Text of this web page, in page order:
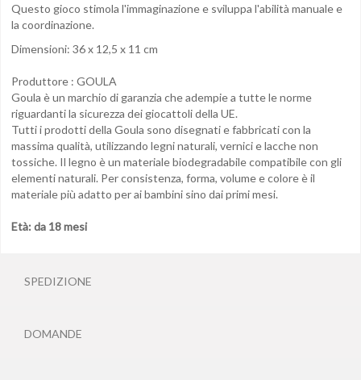
Questo gioco stimola l'immaginazione e sviluppa l'abilità manuale e
la coordinazione.
Dimensioni: 36 x 12,5 x 11 cm
Produttore : GOULA
Goula è un marchio di garanzia che adempie a tutte le norme
riguardanti la sicurezza dei giocattoli della UE.
Tutti i prodotti della Goula sono disegnati e fabbricati con la
massima qualità, utilizzando legni naturali, vernici e lacche non
tossiche. Il legno è un materiale biodegradabile compatibile con gli
elementi naturali. Per consistenza, forma, volume e colore è il
materiale più adatto per ai bambini sino dai primi mesi.
Età: da 18 mesi
SPEDIZIONE
DOMANDE